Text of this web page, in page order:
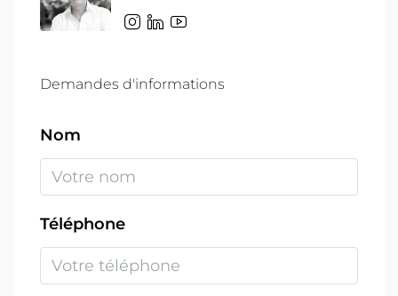
Demandes d'informations
Nom
Téléphone